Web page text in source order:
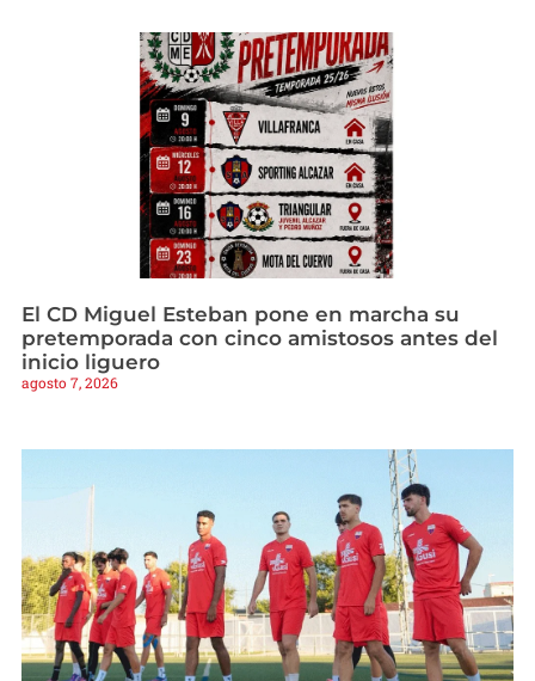
El CD Miguel Esteban pone en marcha su
pretemporada con cinco amistosos antes del
inicio liguero
agosto 7, 2026